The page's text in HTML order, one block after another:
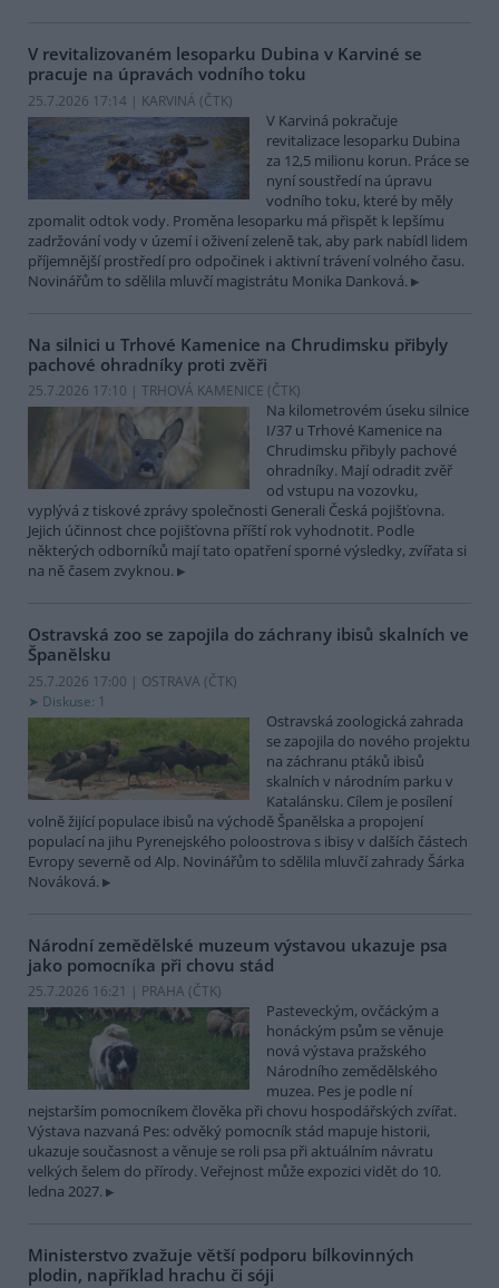
V revitalizovaném lesoparku Dubina v Karviné se
pracuje na úpravách vodního toku
25.7.2026 17:14 | KARVINÁ (ČTK)
V Karviná pokračuje
revitalizace lesoparku Dubina
za 12,5 milionu korun. Práce se
nyní soustředí na úpravu
vodního toku, které by měly
zpomalit odtok vody. Proměna lesoparku má přispět k lepšímu
zadržování vody v území i oživení zeleně tak, aby park nabídl lidem
příjemnější prostředí pro odpočinek i aktivní trávení volného času.
Novinářům to sdělila mluvčí magistrátu Monika Danková.
Na silnici u Trhové Kamenice na Chrudimsku přibyly
pachové ohradníky proti zvěři
25.7.2026 17:10 | TRHOVÁ KAMENICE (ČTK)
Na kilometrovém úseku silnice
I/37 u Trhové Kamenice na
Chrudimsku přibyly pachové
ohradníky. Mají odradit zvěř
od vstupu na vozovku,
vyplývá z tiskové zprávy společnosti Generali Česká pojišťovna.
Jejich účinnost chce pojišťovna příští rok vyhodnotit. Podle
některých odborníků mají tato opatření sporné výsledky, zvířata si
na ně časem zvyknou.
Ostravská zoo se zapojila do záchrany ibisů skalních ve
Španělsku
25.7.2026 17:00 | OSTRAVA (ČTK)
Diskuse: 1
Ostravská zoologická zahrada
se zapojila do nového projektu
na záchranu ptáků ibisů
skalních v národním parku v
Katalánsku. Cílem je posílení
volně žijící populace ibisů na východě Španělska a propojení
populací na jihu Pyrenejského poloostrova s ibisy v dalších částech
Evropy severně od Alp. Novinářům to sdělila mluvčí zahrady Šárka
Nováková.
Národní zemědělské muzeum výstavou ukazuje psa
jako pomocníka při chovu stád
25.7.2026 16:21 | PRAHA (ČTK)
Pasteveckým, ovčáckým a
honáckým psům se věnuje
nová výstava pražského
Národního zemědělského
muzea. Pes je podle ní
nejstarším pomocníkem člověka při chovu hospodářských zvířat.
Výstava nazvaná Pes: odvěký pomocník stád mapuje historii,
ukazuje současnost a věnuje se roli psa při aktuálním návratu
velkých šelem do přírody. Veřejnost může expozici vidět do 10.
ledna 2027.
Ministerstvo zvažuje větší podporu bílkovinných
plodin, například hrachu či sóji